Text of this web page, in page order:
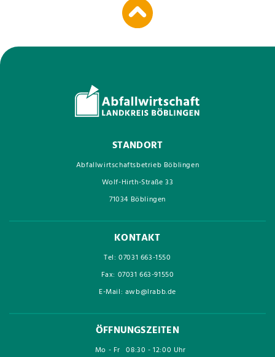
STANDORT
Abfallwirtschaftsbetrieb Böblingen
Wolf-Hirth-Straße 33
71034 Böblingen
KONTAKT
Tel: 07031 663-1550
Fax: 07031 663-91550
E-Mail: awb@lrabb.de
ÖFFNUNGSZEITEN
Mo - Fr 08:30 - 12:00 Uhr